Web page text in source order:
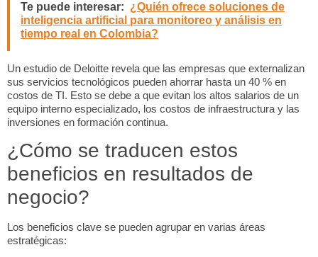
Te puede interesar: ¿Quién ofrece soluciones de
inteligencia artificial para monitoreo y análisis en
tiempo real en Colombia?
Un estudio de Deloitte revela que las empresas que externalizan
sus servicios tecnológicos pueden ahorrar hasta un 40 % en
costos de TI. Esto se debe a que evitan los altos salarios de un
equipo interno especializado, los costos de infraestructura y las
inversiones en formación continua.
¿Cómo se traducen estos
beneficios en resultados de
negocio?
Los beneficios clave se pueden agrupar en varias áreas
estratégicas: